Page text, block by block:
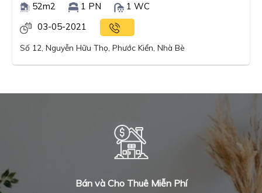
52m2 1 PN
1 WC
03-05-2021
Số 12, Nguyễn Hữu Thọ, Phước Kiển, Nhà Bè
Bán và Cho Thuê Miễn Phí